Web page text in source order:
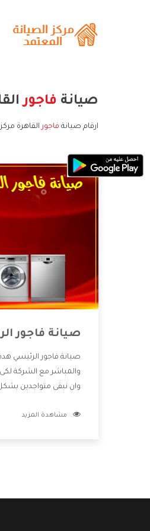
صيانة فاجور
ارقام صيانة فاجور القاهرة
صيانة فاجور
صيانة فاجور الرئيسي
والمباشر مع الشركة
وان نبقى متواجدين
بالخدمات التى تنفرد
مشاهدة المزيد